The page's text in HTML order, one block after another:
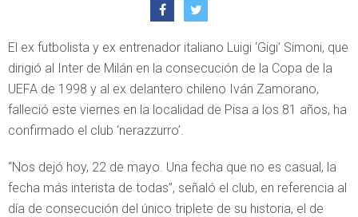
El ex futbolista y ex entrenador italiano Luigi ‘Gigi’ Simoni, que
dirigió al Inter de Milán en la consecución de la Copa de la
UEFA de 1998 y al ex delantero chileno Iván Zamorano,
falleció este viernes en la localidad de Pisa a los 81 años, ha
confirmado el club ‘nerazzurro’.
“Nos dejó hoy, 22 de mayo. Una fecha que no es casual, la
fecha más interista de todas”, señaló el club, en referencia al
día de consecución del único triplete de su historia, el de